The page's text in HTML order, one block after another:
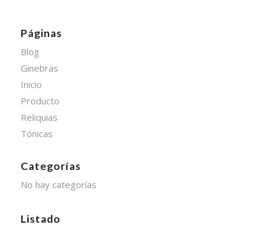
Páginas
Blog
Ginebras
Inicio
Producto
Reliquias
Tónicas
Categorías
No hay categorías
Listado